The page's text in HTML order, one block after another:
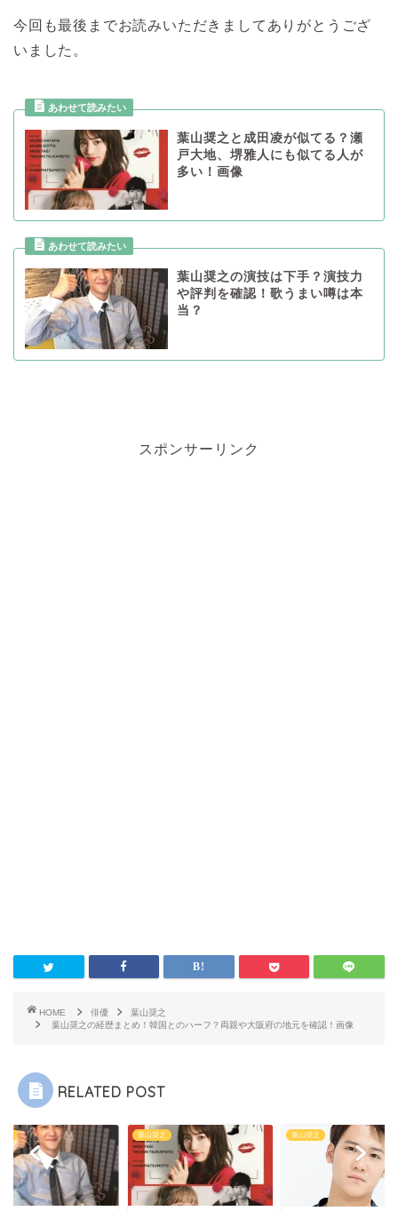
今回も最後までお読みいただきましてありがとうござ
いました。
葉山奨之と成田凌が似てる？瀬
戸大地、堺雅人にも似てる人が
多い！画像
葉山奨之の演技は下手？演技力
や評判を確認！歌うまい噂は本
当？
スポンサーリンク
HOME 俳優
葉山奨之
葉山奨之の経歴まとめ！韓国とのハーフ？両親や大阪府の地元を確認！画像
RELATED POST
葉山奨之 葉山奨之